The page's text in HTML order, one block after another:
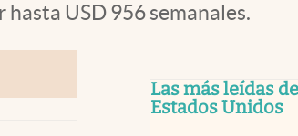
USD 956 semanales.
Las más leídas
Estados Unidos